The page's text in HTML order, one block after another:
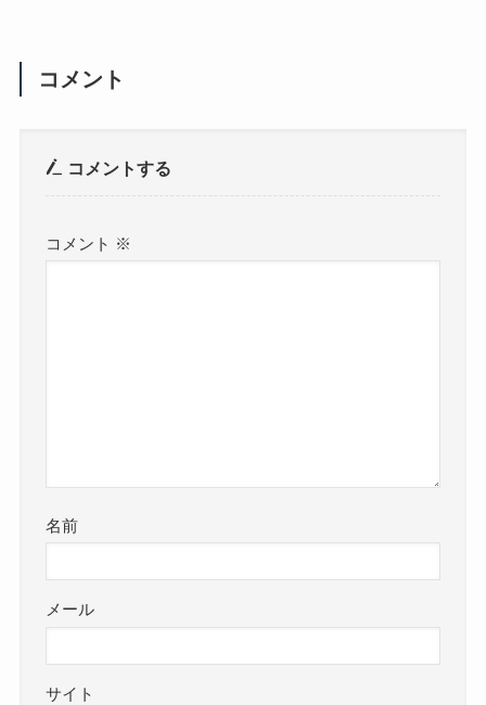
コメント
コメントする
コメント ※
名前
メール
サイト